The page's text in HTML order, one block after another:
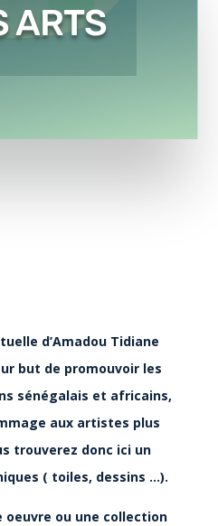
ARTS
d’Amadou Tidiane
but de promouvoir les
sénégalais et africains,
aux artistes plus
trouverez donc ici un
( toiles, dessins …).
oeuvre ou une collection